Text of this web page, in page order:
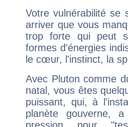
Votre vulnérabilité se
arriver que vous
trop forte qui peut
formes d'énergies
le cœur, l'instinct, la
Avec Pluton comme
natal, vous êtes
puissant, qui, à
planète gouverne,